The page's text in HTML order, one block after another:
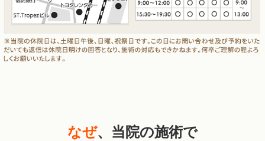
なぜ、当院の施術で